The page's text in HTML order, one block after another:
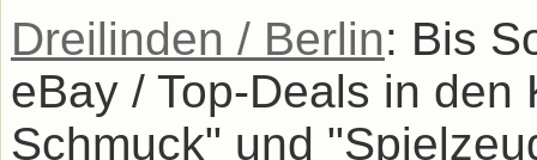
Dreilinden / Berlin: Bis
eBay / Top-Deals in den
Schmuck" und